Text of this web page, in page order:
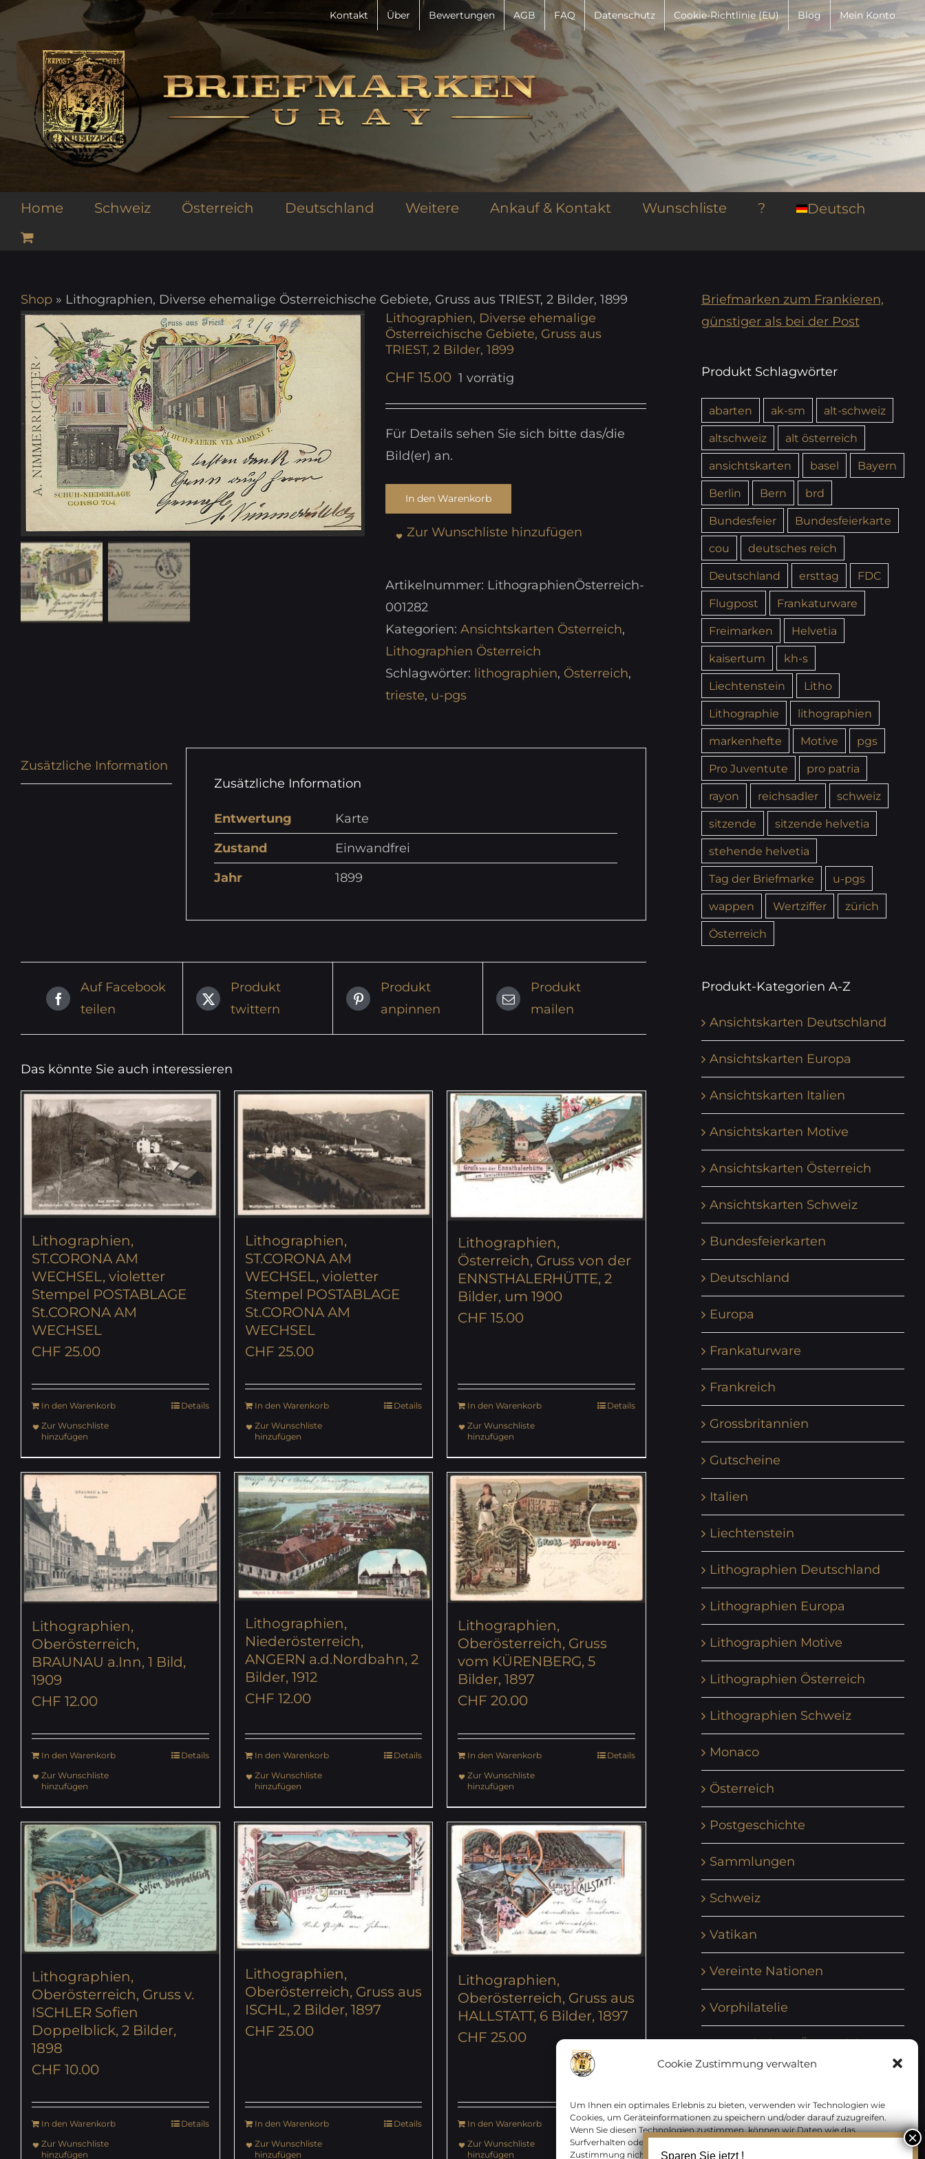
Cookie Zustimmung verwalten
Um Ihnen ein optimales Erlebnis zu bieten, verwenden wir Technologien wie
Cookies, um Geräteinformationen zu speichern und/oder darauf zuzugreifen.
Wenn Sie diesen Technologien zustimmen, können wir Daten wie das
Surfverhalten oder eindeutige IDs auf dieser Website verarbeiten. Wenn Sie Ihre
Zustimmung nicht erteilen oder zurückziehen, können bestimmte Merkmale
Zum
springen
Kontakt Über Bewertungen AGB FAQ Datenschutz Cookie-Richtlinie (EU) Blog Mein Konto
Home Schweiz Österreich Deutschland Weitere Ankauf & Kontakt Wunschliste ? Deutsch
Shop » Lithographien, Diverse ehemalige Österreichische Gebiete, Gruss aus TRIEST, 2 Bilder, 1899
Lithographien, Diverse ehemalige
Österreichische Gebiete, Gruss aus
TRIEST, 2 Bilder, 1899
CHF 15.00 1 vorrätig
Für Details sehen Sie sich bitte das/die
Bild(er) an.
In den Warenkorb
Zur Wunschliste hinzufügen
Artikelnummer: LithographienÖsterreich-
001282
Kategorien: Ansichtskarten Österreich,
Lithographien Österreich
Schlagwörter: lithographien, Österreich,
trieste, u-pgs
Zusätzliche Information
Zusätzliche Information
Entwertung
Karte
Zustand
Einwandfrei
Jahr
1899
Auf Facebook
teilen
Produkt
twittern
Produkt
anpinnen
Produkt
mailen
Das könnte Sie auch interessieren
Lithographien,
ST.CORONA AM
WECHSEL, violetter
Stempel POSTABLAGE
St.CORONA AM
WECHSEL
CHF 25.00
In den Warenkorb
Details
Zur Wunschliste
hinzufügen
Lithographien,
ST.CORONA AM
WECHSEL, violetter
Stempel POSTABLAGE
St.CORONA AM
WECHSEL
CHF 25.00
In den Warenkorb
Details
Zur Wunschliste
hinzufügen
Lithographien,
Österreich, Gruss von der
ENNSTHALERHÜTTE, 2
Bilder, um 1900
CHF 15.00
In den Warenkorb
Details
Zur Wunschliste
hinzufügen
Lithographien,
Oberösterreich,
BRAUNAU a.Inn, 1 Bild,
1909
CHF 12.00
In den Warenkorb
Details
Zur Wunschliste
hinzufügen
Lithographien,
Niederösterreich,
ANGERN a.d.Nordbahn, 2
Bilder, 1912
CHF 12.00
In den Warenkorb
Details
Zur Wunschliste
hinzufügen
Lithographien,
Oberösterreich, Gruss
vom KÜRENBERG, 5
Bilder, 1897
CHF 20.00
In den Warenkorb
Details
Zur Wunschliste
hinzufügen
Lithographien,
Oberösterreich, Gruss v.
ISCHLER Sofien
Doppelblick, 2 Bilder,
1898
CHF 10.00
In den Warenkorb
Details
Zur Wunschliste
hinzufügen
Lithographien,
Oberösterreich, Gruss aus
ISCHL, 2 Bilder, 1897
CHF 25.00
In den Warenkorb
Details
Zur Wunschliste
hinzufügen
Lithographien,
Oberösterreich, Gruss aus
HALLSTATT, 6 Bilder, 1897
CHF 25.00
In den Warenkorb
Details
Zur Wunschliste
hinzufügen
Briefmarken zum Frankieren,
günstiger als bei der Post
Produkt Schlagwörter
abarten ak-sm
alt-schweiz
altschweiz
alt österreich
ansichtskarten
basel
Bayern
Berlin
Bern
brd
Bundesfeier
Bundesfeierkarte
cou
deutsches reich
Deutschland
ersttag
FDC
Flugpost
Frankaturware
Freimarken
Helvetia
kaisertum
kh-s
Liechtenstein
Litho
Lithographie
lithographien
markenhefte
Motive
pgs
Pro Juventute
pro patria
rayon
reichsadler
schweiz
sitzende
sitzende helvetia
stehende helvetia
Tag der Briefmarke
u-pgs
wappen
Wertziffer
zürich
Österreich
Produkt-Kategorien A-Z
Ansichtskarten Deutschland
Ansichtskarten Europa
Ansichtskarten Italien
Ansichtskarten Motive
Ansichtskarten Österreich
Ansichtskarten Schweiz
Bundesfeierkarten
Deutschland
Europa
Frankaturware
Frankreich
Grossbritannien
Gutscheine
Italien
Liechtenstein
Lithographien Deutschland
Lithographien Europa
Lithographien Motive
Lithographien Österreich
Lithographien Schweiz
Monaco
Österreich
Postgeschichte
Sammlungen
Schweiz
Vatikan
Vereinte Nationen
Vorphilatelie
Zensurbelege Österreich
Sparen Sie jetzt !